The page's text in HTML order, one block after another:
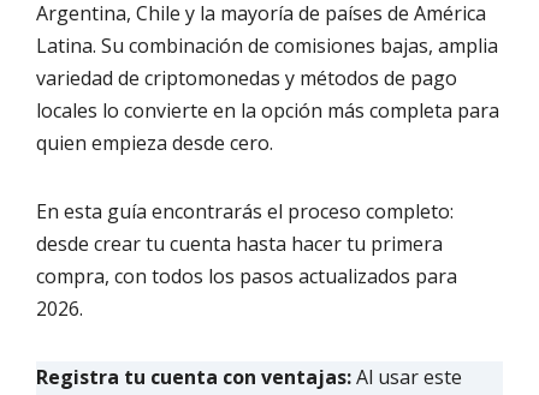
Argentina, Chile y la mayoría de países de América
Latina. Su combinación de comisiones bajas, amplia
variedad de criptomonedas y métodos de pago
locales lo convierte en la opción más completa para
quien empieza desde cero.
En esta guía encontrarás el proceso completo:
desde crear tu cuenta hasta hacer tu primera
compra, con todos los pasos actualizados para
2026.
Registra tu cuenta con ventajas:Al usar este